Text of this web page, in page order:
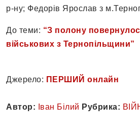
р-ну; Федорів Ярослав з
До теми: “З полону
військових з Тернопільщини”
Джерело: ПЕРШИЙ онлайн
Автор: Іван Білий Рубрика: